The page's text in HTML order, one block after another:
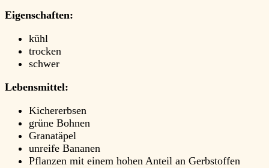
Eigenschaften:
kühl
trocken
schwer
Lebensmittel:
Kichererbsen
grüne Bohnen
Granatäpel
unreife Bananen
Pflanzen mit einem hohen Anteil an Gerbstoffen